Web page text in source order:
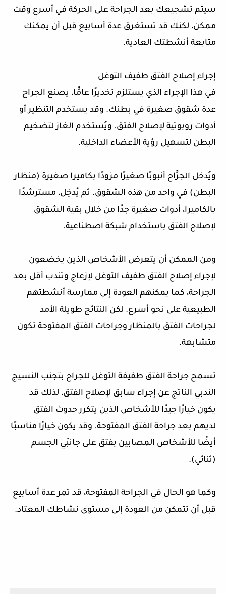
سيتم تشجيعك بعد الجراحة على الحركة في أسرع وقت
ممكن، لكنك قد تستغرق عدة أسابيع قبل أن يمكنك
متابعة أنشطتك العادية.
إجراء إصلاح الفتق طفيف التوغل
في هذا الإجراء الذي يستلزم تخديرًا عامًّا، يصنع الجراح
عدة شقوق صغيرة في بطنك. وقد يستخدم التنظير أو
أدوات روبوتية لإصلاح الفتق. ويُستخدم الغاز لتضخيم
البطن لتسهيل رؤية الأعضاء الداخلية.
ويُدخل الجرَّاح أنبوبًا صغيرًا مزودًا بكاميرا صغيرة (منظار
البطن) في واحد من هذه الشقوق. ثم يُدخِل، مسترشدًا
بالكاميرا، أدوات صغيرة جدًا من خلال بقية الشقوق
لإصلاح الفتق باستخدام شبكة اصطناعية.
ومن الممكن أن يتعرض الأشخاص الذين يخضعون
لإجراء إصلاح الفتق طفيف التوغل لإزعاج وتندب أقل بعد
الجراحة، كما يمكنهم العودة إلى ممارسة أنشطتهم
الطبيعية على نحو أسرع. لكن النتائج طويلة الأمد
لجراحات الفتق بالمنظار وجراحات الفتق المفتوحة تكون
متشابهة.
تسمح جراحة الفتق طفيفة التوغل للجراح بتجنب النسيج
الندبي الناتج عن إجراء سابق لإصلاح الفتق، لذلك قد
يكون خيارًا جيدًا للأشخاص الذين يتكرر حدوث الفتق
لديهم بعد جراحة الفتق المفتوحة. وقد يكون خيارًا مناسبًا
أيضًا للأشخاص المصابين بفتق على جانبَي الجسم
(ثنائي).
وكما هو الحال في الجراحة المفتوحة، قد تمر عدة أسابيع
قبل أن تتمكن من العودة إلى مستوى نشاطك المعتاد.